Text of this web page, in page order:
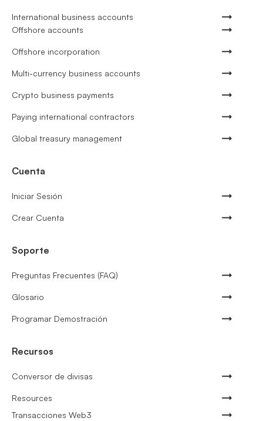
International business accounts
Offshore accounts
Offshore incorporation
Multi-currency business accounts
Crypto business payments
Paying international contractors
Global treasury management
Cuenta
Iniciar Sesión
Crear Cuenta
Soporte
Preguntas Frecuentes (FAQ)
Glosario
Programar Demostración
Recursos
Conversor de divisas
Resources
Transacciones Web3